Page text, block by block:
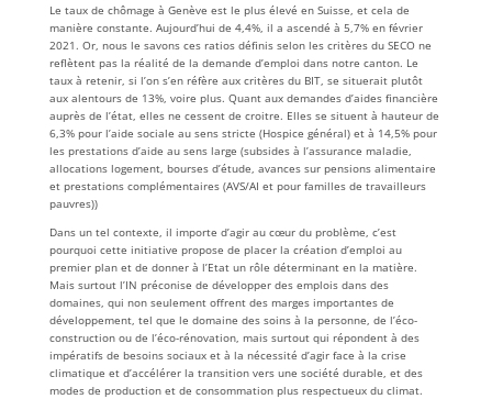
Le taux de chômage à Genève est le plus élevé en Suisse, et cela de
manière constante. Aujourd’hui de 4,4%, il a ascendé à 5,7% en février
2021. Or, nous le savons ces ratios définis selon les critères du SECO ne
reflètent pas la réalité de la demande d’emploi dans notre canton. Le
taux à retenir, si l’on s’en réfère aux critères du BIT, se situerait plutôt
aux alentours de 13%, voire plus. Quant aux demandes d’aides financière
auprès de l’état, elles ne cessent de croitre. Elles se situent à hauteur de
6,3% pour l’aide sociale au sens stricte (Hospice général) et à 14,5% pour
les prestations d’aide au sens large (subsides à l’assurance maladie,
allocations logement, bourses d’étude, avances sur pensions alimentaire
et prestations complémentaires (AVS/AI et pour familles de travailleurs
pauvres))
Dans un tel contexte, il importe d’agir au cœur du problème, c’est
pourquoi cette initiative propose de placer la création d’emploi au
premier plan et de donner à l’Etat un rôle déterminant en la matière.
Mais surtout l’IN préconise de développer des emplois dans des
domaines, qui non seulement offrent des marges importantes de
développement, tel que le domaine des soins à la personne, de l’éco-
construction ou de l’éco-rénovation, mais surtout qui répondent à des
impératifs de besoins sociaux et à la nécessité d’agir face à la crise
climatique et d’accélérer la transition vers une société durable, et des
modes de production et de consommation plus respectueux du climat.